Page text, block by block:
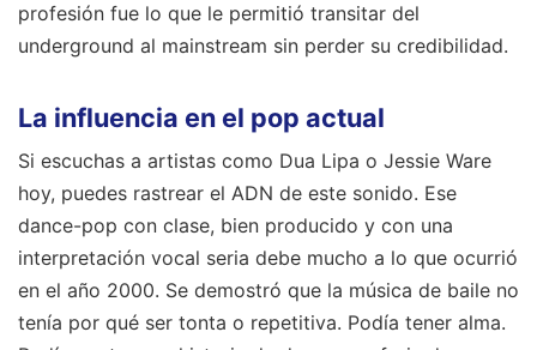
profesión fue lo que le permitió transitar del
underground al mainstream sin perder su credibilidad.
La influencia en el pop actual
Si escuchas a artistas como Dua Lipa o Jessie Ware
hoy, puedes rastrear el ADN de este sonido. Ese
dance-pop con clase, bien producido y con una
interpretación vocal seria debe mucho a lo que ocurrió
en el año 2000. Se demostró que la música de baile no
tenía por qué ser tonta o repetitiva. Podía tener alma.